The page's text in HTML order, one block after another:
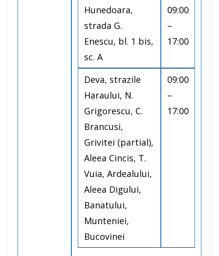
Hunedoara,
strada G.
Enescu, bl. 1 bis,
sc. A
09:00
–
17:00
Deva, strazile
Haraului, N.
Grigorescu, C.
Brancusi,
Grivitei (partial),
Aleea Cincis, T.
Vuia, Ardealului,
Aleea Digului,
Banatului,
Munteniei,
Bucovinei
09:00
–
17:00